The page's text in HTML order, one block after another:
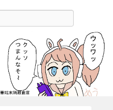
華端末隔離倉庫
ーを消してくれたサイトです。